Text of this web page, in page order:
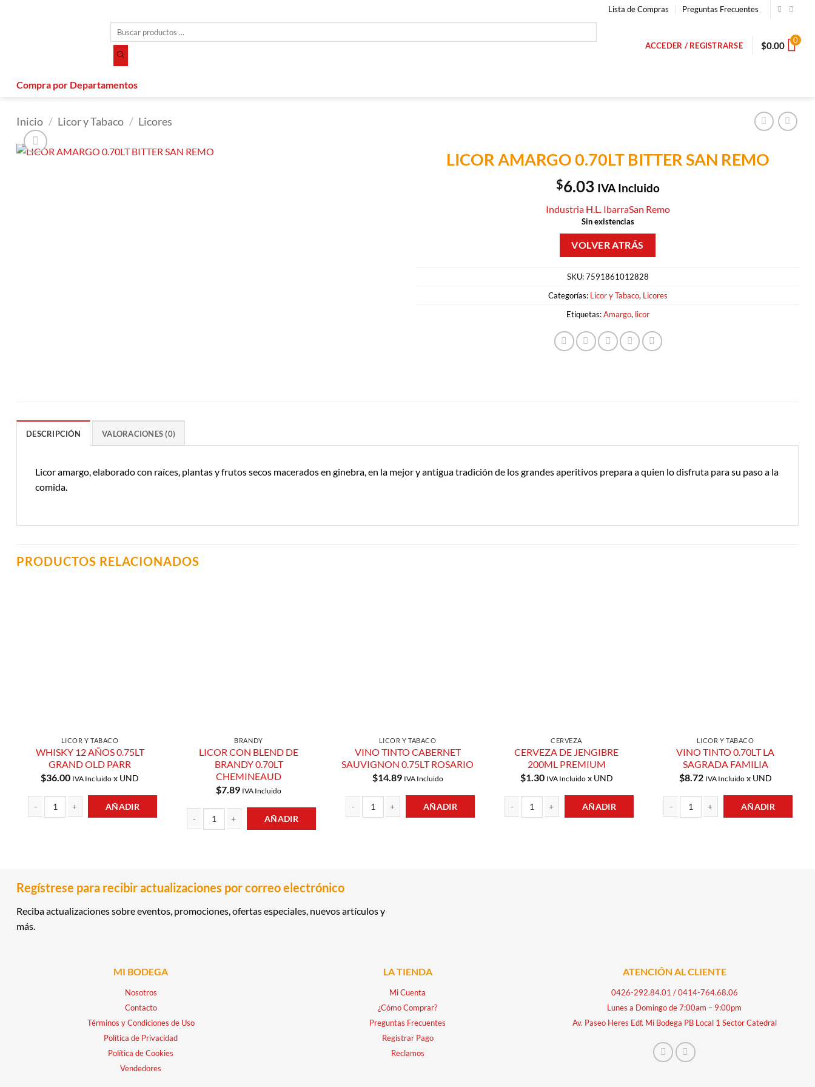
Lista de Compras Preguntas Frecuentes
productos
ACCEDER / REGISTRARSE $0.00 0
Compra por Departamentos
Inicio / Licor y Tabaco / Licores
LICOR AMARGO 0.70LT BITTER SAN REMO
$6.03 IVA Incluido
Industria H.L. IbarraSan Remo
Sin existencias
SKU:7591861012828
Categorías: Licor y Tabaco, Licores
Etiquetas:Amargo, licor
DESCRIPCIÓN VALORACIONES (0)
Licor amargo, elaborado con raíces, plantas y frutos secos macerados en ginebra, en la mejor y antigua tradición de los grandes aperitivos prepara a quien lo disfruta para su paso a la
comida.
PRODUCTOS RELACIONADOS
LICOR Y TABACO
WHISKY 12 AÑOS 0.75LT
GRAND OLD PARR
$36.00 IVA Incluido x UND
WHISKY 12 AÑOS 0.75LT GRAND OLD PARR cantidad
AÑADIR
BRANDY
LICOR CON BLEND DE
BRANDY 0.70LT
CHEMINEAUD
$7.89 IVA Incluido
AÑADIR
LICOR Y TABACO
VINO TINTO CABERNET
SAUVIGNON 0.75LT ROSARIO
$14.89 IVA Incluido
AÑADIR
CERVEZA
CERVEZA DE JENGIBRE
200ML PREMIUM
$1.30 IVA Incluidox UND
AÑADIR
LICOR Y TABACO
VINO TINTO 0.70LT LA
SAGRADA FAMILIA
$8.72 IVA Incluidox UND
AÑADIR
Regístrese para recibir actualizaciones por correo electrónico
Reciba actualizaciones sobre eventos, promociones, ofertas especiales, nuevos artículos y
más.
MI BODEGA
Nosotros
Contacto
Términos y Condiciones de Uso
Política de Privacidad
Política de Cookies
Vendedores
LA TIENDA
Mi Cuenta
¿Cómo Comprar?
Preguntas Frecuentes
Registrar Pago
Reclamos
ATENCIÓN AL CLIENTE
0426-292.84.01 /0414-764.68.06
Lunes a Domingo de 7:00am – 9:00pm
Av. Paseo Heres Edf. Mi Bodega PB Local 1 Sector Catedral